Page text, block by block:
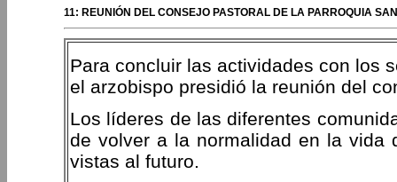
11: REUNIÓN DEL CONSEJO PASTORAL DE LA PARROQUIA
Para concluir las actividades con los
el arzobispo presidió la reunión del
Los líderes de las diferentes
de volver a la normalidad en la vida
vistas al futuro.